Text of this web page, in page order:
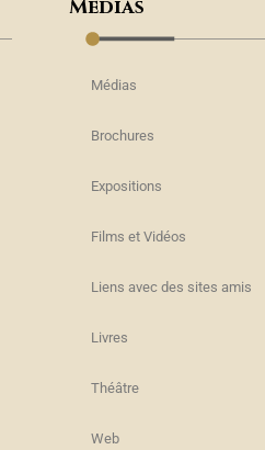
Médias
Médias
Brochures
Expositions
Films et Vidéos
Liens avec des sites amis
Livres
Théâtre
Web